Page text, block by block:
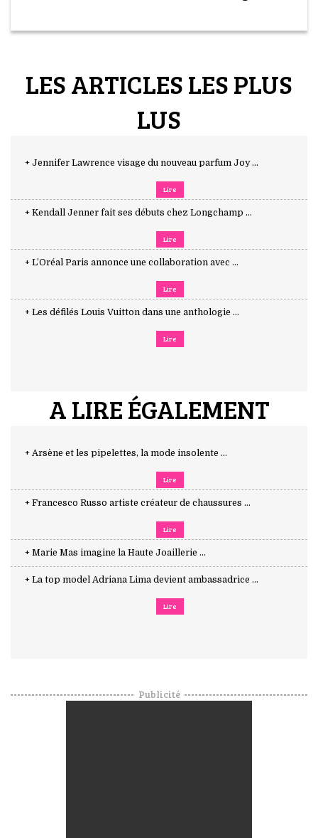
LES ARTICLES LES PLUS
LUS
+ Jennifer Lawrence visage du nouveau parfum Joy ...
Lire
+ Kendall Jenner fait ses débuts chez Longchamp ...
Lire
+ L’Oréal Paris annonce une collaboration avec ...
Lire
+ Les défilés Louis Vuitton dans une anthologie ...
Lire
A LIRE ÉGALEMENT
+ Arsène et les pipelettes, la mode insolente ...
Lire
+ Francesco Russo artiste créateur de chaussures ...
Lire
+ Marie Mas imagine la Haute Joaillerie ...
+ La top model Adriana Lima devient ambassadrice ...
Lire
Publicité